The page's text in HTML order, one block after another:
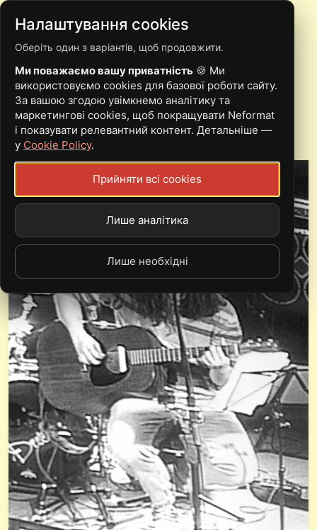
ПРОЄКТ VOIDA
ПОВЕРТАЄТЬСЯ НА
СЦЕНУ
Налаштування cookies
Оберіть один з варіантів, щоб продовжити.
Ми поважаємо вашу приватність 🍪 Ми
використовуємо cookies для базової роботи сайту.
За вашою згодою увімкнемо аналітику та
маркетингові cookies, щоб покращувати Neformat
і показувати релевантний контент. Детальніше —
у Cookie Policy.
Прийняти всі cookies
Лише аналітика
Лише необхідні